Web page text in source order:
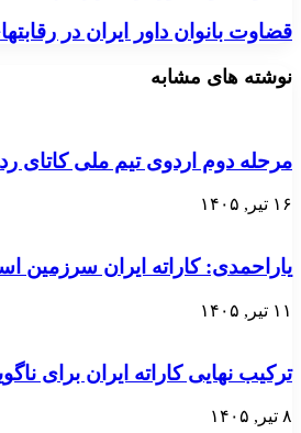
قضاوت بانوان داور ایران در
نوشته های مشابه
مرحله دوم اردوی تیم ملی کاتای
۱۶ تیر, ۱۴۰۵
یاراحمدی: کاراته ایران
۱۱ تیر, ۱۴۰۵
ترکیب نهایی کاراته ایران برای ناگویا اعلام شد؛
۸ تیر, ۱۴۰۵